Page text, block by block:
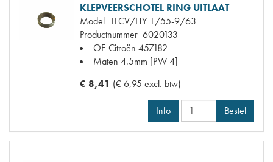
KLEPVEERSCHOTEL RING UITLAAT
Model 11CV/HY 1/55-9/63
Productnummer 6020133
OE Citroën 457182
Maten 4.5mm [PW 4]
€ 8,41 (€ 6,95 excl. btw)
Info Bestel